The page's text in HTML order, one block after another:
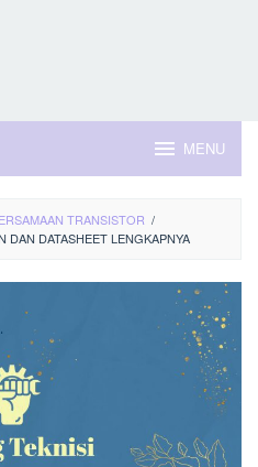
MENU
TRANSISTOR /
DAN DATASHEET LENGKAPNYA